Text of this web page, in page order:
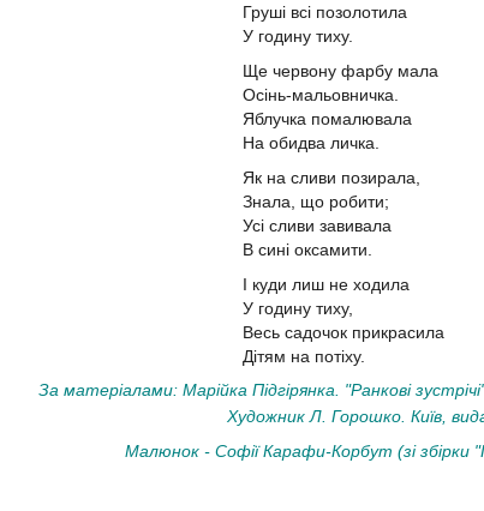
Груші всі позолотила
У годину тиху.
Ще червону фарбу мала
Осінь-мальовничка.
Яблучка помалювала
На обидва личка.
Як на сливи позирала,
Знала, що робити;
Усі сливи завивала
В сині оксамити.
І куди лиш не ходила
У годину тиху,
Весь садочок прикрасила
Дітям на потіху.
За матеріалами: Марійка Підгірянка. "Ранкові
Художник Л. Горошко. Київ,
Малюнок - Софії Карафи-Корбут (зі збірки